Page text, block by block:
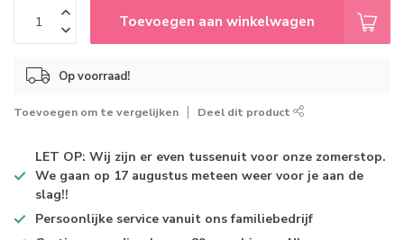
Toevoegen aan winkelwagen
Op voorraad!
Toevoegen om te vergelijken Deel dit product
LET OP: Wij zijn er even tussenuit voor onze zomerstop.
We gaan op 17 augustus meteen weer voor je aan de
slag!!
Persoonlijke service vanuit ons familiebedrijf